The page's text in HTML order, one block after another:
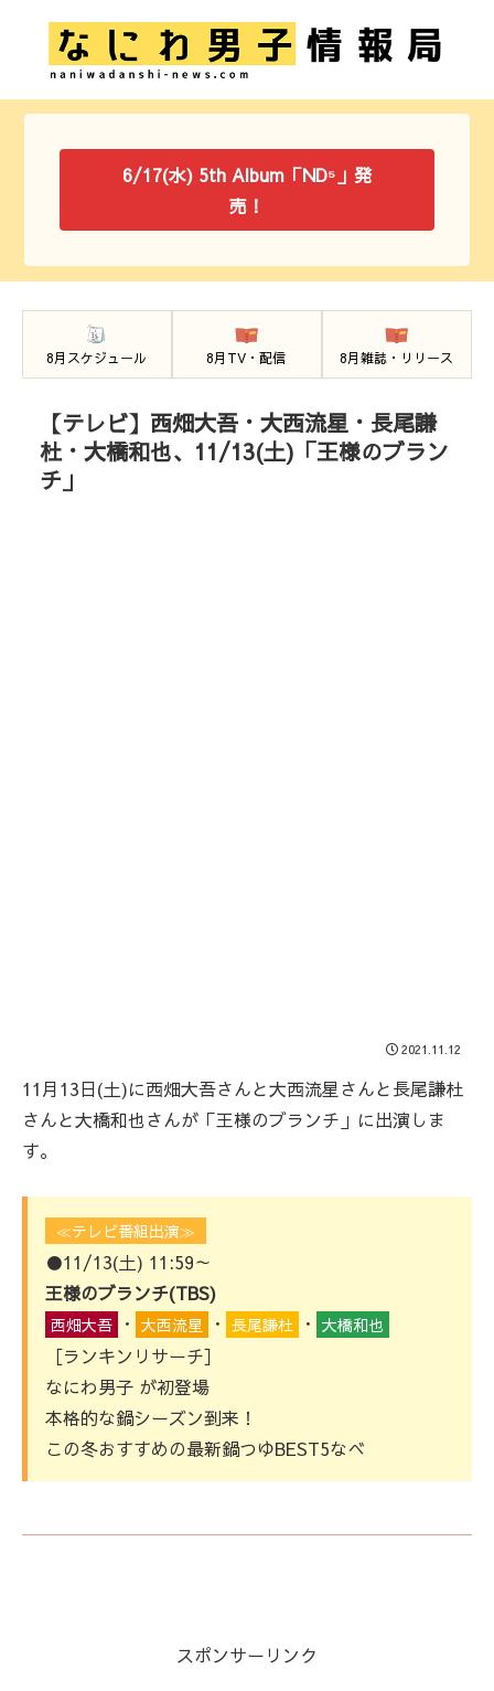
6/17(水) 5th Album「ND⁵」発
売！
8月スケジュール 8月TV・配信 8月雑誌・リリース
【テレビ】西畑大吾・大西流星・長尾謙
杜・大橋和也、11/13(土)「王様のブラン
チ」
2021.11.12
11月13日(土)に西畑大吾さんと大西流星さんと長尾謙杜
さんと大橋和也さんが「王様のブランチ」に出演しま
す。
≪テレビ番組出演≫
●11/13(土) 11:59～
王様のブランチ(TBS)
西畑大吾 ・ 大西流星 ・ 長尾謙杜 ・ 大橋和也
［ランキンリサーチ］
なにわ男子 が初登場
本格的な鍋シーズン到来！
この冬おすすめの最新鍋つゆBEST5なべ
スポンサーリンク